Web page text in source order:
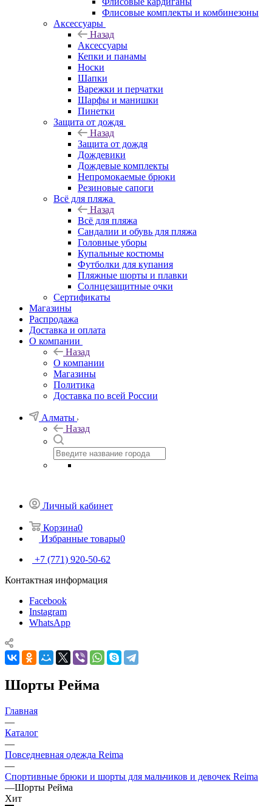
Флисовые комплекты и комбинезоны
Аксессуары
Назад
Аксессуары
Кепки и панамы
Носки
Шапки
Варежки и перчатки
Шарфы и манишки
Пинетки
Защита от дождя
Назад
Защита от дождя
Дождевики
Дождевые комплекты
Непромокаемые брюки
Резиновые сапоги
Всё для пляжа
Назад
Всё для пляжа
Сандалии и обувь для пляжа
Головные уборы
Купальные костюмы
Футболки для купания
Пляжные шорты и плавки
Солнцезащитные очки
Сертификаты
Магазины
Распродажа
Доставка и оплата
О компании
Назад
О компании
Магазины
Политика
Доставка по всей России
Алматы
Назад
Личный кабинет
Корзина0
Избранные товары0
+7 (771) 920-50-62
Контактная информация
Facebook
Instagram
WhatsApp
Шорты Рейма
Главная
—
Каталог
—
Повседневная одежда Reima
—
Спортивные брюки и шорты для мальчиков и девочек Reima
—Шорты Рейма
Хит